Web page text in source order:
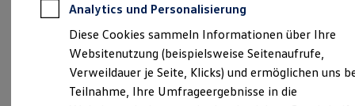
Kfz-Versicherung
Restschuldversicherungen
Garantien
Wartungsverträge
Geschäftskunden
Professional Class bei Volkswagen
Großkunden
Verantwortlich für die Inhalte auf dieser Seite ist die Senger
Holstein GmbH ( Impressum & Rechtliches)
Analytics und Personalisierung
Diese Cookies sammeln Informationen über Ihre
Websitenutzung (beispielsweise Seitenaufrufe,
Verweildauer je Seite, Klicks) und ermöglichen uns
Teilnahme, Ihre Umfrageergebnisse in die